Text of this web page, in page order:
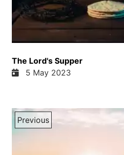
The Lord's Supper
5 May 2023
Previous